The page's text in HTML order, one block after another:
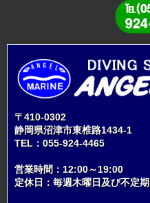
〒410-0302
静岡県沼津市東椎路1434-1
TEL： 055-924-4465
営業時間：12:00～19:00
定休日：毎週木曜日及び不定期